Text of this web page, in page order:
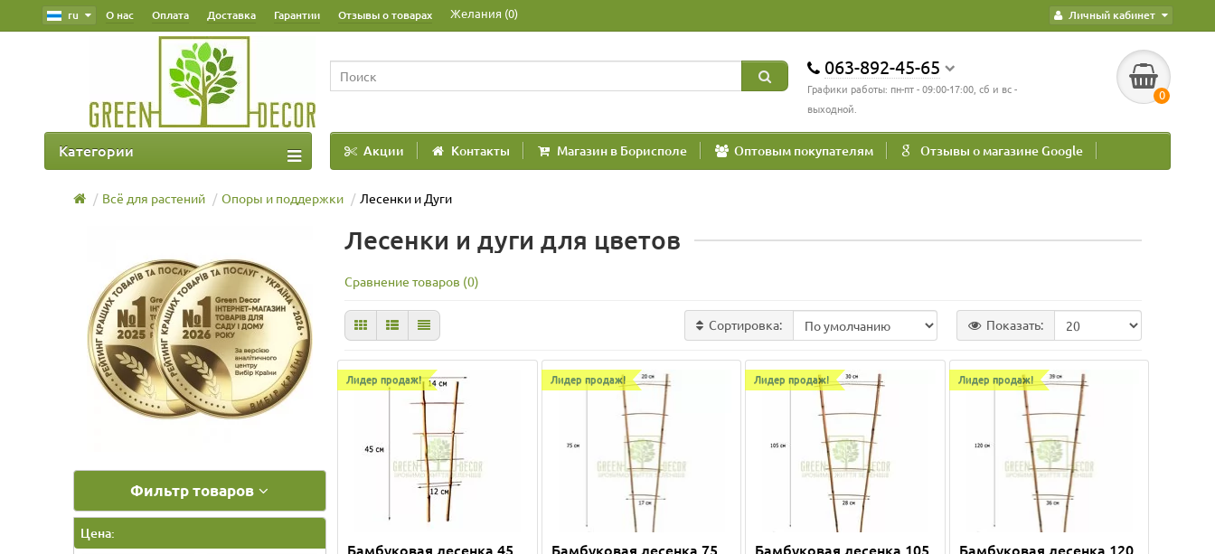
Личный кабинет
ru О нас Оплата Доставка Гарантии Отзывы о товарах Желания (0)
063-892-45-65
Графики работы: пн-пт - 09:00-17:00, сб и вс -
выходной.
0
Акции Контакты Магазин в Борисполе Оптовым покупателям Отзывы о магазине Google
Категории
Всё для растений Опоры и поддержки Лесенки и Дуги
Фильтр товаров
Цена:
Лесенки и дуги для цветов
Сравнение товаров (0)
Сортировка: Показать:
Лидер продаж!
Бамбуковая лесенка 45
Лидер продаж!
Бамбуковая лесенка 75
Лидер продаж!
Бамбуковая лесенка 105
Лидер продаж!
Бамбуковая лесенка 120